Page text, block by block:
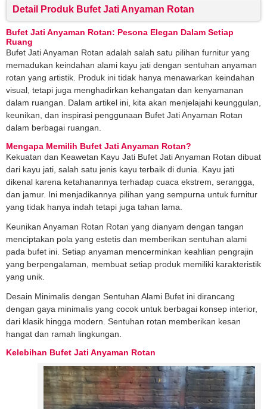
Detail Produk Bufet Jati Anyaman Rotan
Bufet Jati Anyaman Rotan: Pesona Elegan Dalam Setiap
Ruang
Bufet Jati Anyaman Rotan adalah salah satu pilihan furnitur yang
memadukan keindahan alami kayu jati dengan sentuhan anyaman
rotan yang artistik. Produk ini tidak hanya menawarkan keindahan
visual, tetapi juga menghadirkan kehangatan dan kenyamanan
dalam ruangan. Dalam artikel ini, kita akan menjelajahi keunggulan,
keunikan, dan inspirasi penggunaan Bufet Jati Anyaman Rotan
dalam berbagai ruangan.
Mengapa Memilih Bufet Jati Anyaman Rotan?
Kekuatan dan Keawetan Kayu Jati Bufet Jati Anyaman Rotan dibuat
dari kayu jati, salah satu jenis kayu terbaik di dunia. Kayu jati
dikenal karena ketahanannya terhadap cuaca ekstrem, serangga,
dan jamur. Ini menjadikannya pilihan yang sempurna untuk furnitur
yang tidak hanya indah tetapi juga tahan lama.
Keunikan Anyaman Rotan Rotan yang dianyam dengan tangan
menciptakan pola yang estetis dan memberikan sentuhan alami
pada bufet ini. Setiap anyaman mencerminkan keahlian pengrajin
yang berpengalaman, membuat setiap produk memiliki karakteristik
yang unik.
Desain Minimalis dengan Sentuhan Alami Bufet ini dirancang
dengan gaya minimalis yang cocok untuk berbagai konsep interior,
dari klasik hingga modern. Sentuhan rotan memberikan kesan
hangat dan ramah lingkungan.
Kelebihan Bufet Jati Anyaman Rotan